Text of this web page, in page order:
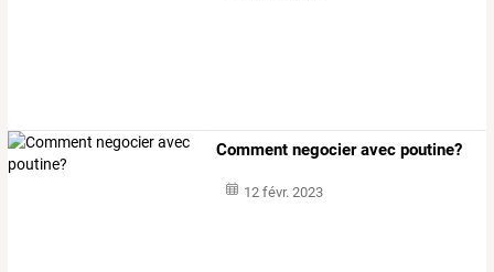
Comment negocier avec poutine?
12 févr. 2023